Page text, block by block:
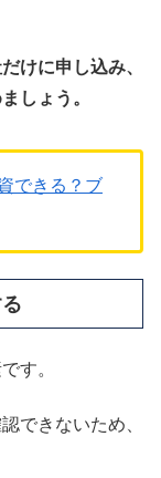
けに申し込み、
しょう。
できる？ブ
す。
できないため、